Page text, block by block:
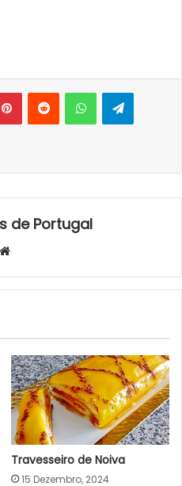
PinterestReddit WhatsApp
de Portugal
Travesseiro de Noiva
15 Dezembro, 2024